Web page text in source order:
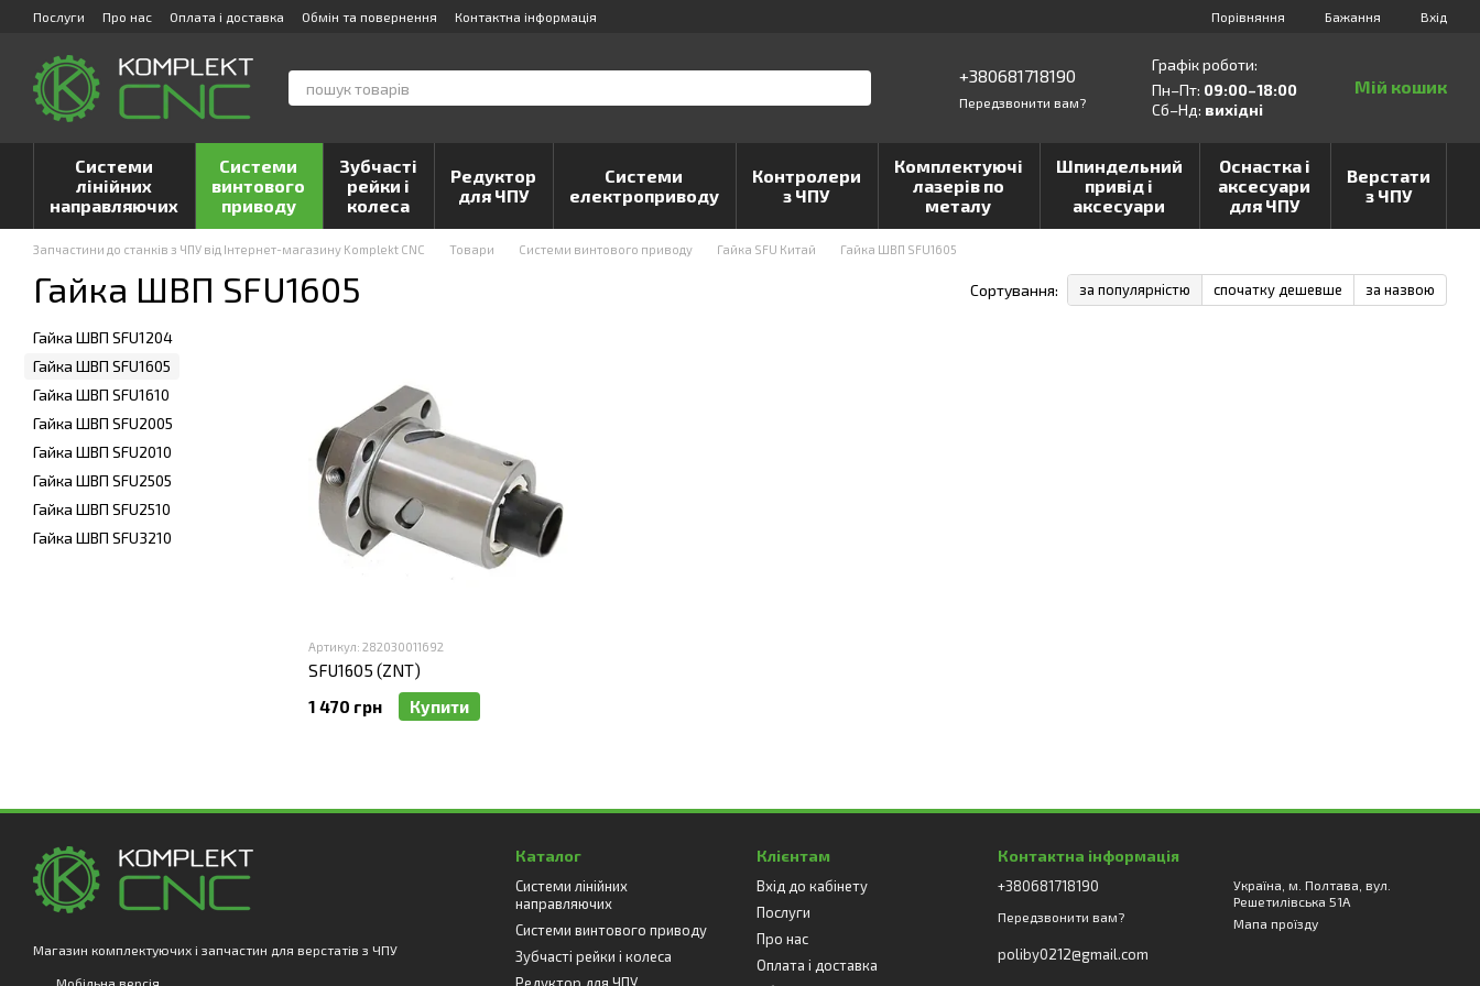
Перейти до основного контенту
Послуги Про нас Оплата і доставка Обмін та повернення Контактна інформація Порівняння Бажання Вхід
+380681718190
Передзвонити вам?
Графік роботи:
Пн–Пт: 09:00–18:00
Сб–Нд: вихідні
Мій кошик
Системи
лінійних
направляючих
Системи
винтового
приводу
Зубчасті
рейки і
колеса
Редуктор
для ЧПУ
Системи
електроприводу
Контролери
з ЧПУ
Комплектуючі
лазерів по
металу
Шпиндельний
привід і
аксесуари
Оснастка і
аксесуари
для ЧПУ
Верстати
з ЧПУ
Запчастини до станків з ЧПУ від Інтернет-магазину Komplekt CNC Товари Системи винтового приводу Гайка SFU Китай Гайка ШВП SFU1605
Гайка ШВП SFU1605 Сортування: за популярністю спочатку дешевше за назвою
Артикул: 282030011692
SFU1605 (ZNT)
1 470 грн
Купити
Гайка ШВП SFU1204
Гайка ШВП SFU1605
Гайка ШВП SFU1610
Гайка ШВП SFU2005
Гайка ШВП SFU2010
Гайка ШВП SFU2505
Гайка ШВП SFU2510
Гайка ШВП SFU3210
Магазин комплектуючих і запчастин для верстатів з ЧПУ
Мобільна версія
Каталог
Системи лінійних
направляючих
Системи винтового приводу
Зубчасті рейки і колеса
Клієнтам
Вхід до кабінету
Послуги
Про нас
Оплата і доставка
Контактна інформація
+380681718190
Передзвонити вам?
poliby0212@gmail.com
Україна, м. Полтава, вул.
Решетилівська 51А
Мапа проїзду